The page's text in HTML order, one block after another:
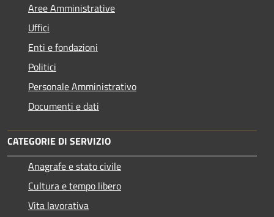
Aree Amministrative
Uffici
Enti e fondazioni
Politici
Personale Amministrativo
Documenti e dati
CATEGORIE DI SERVIZIO
Anagrafe e stato civile
Cultura e tempo libero
Vita lavorativa